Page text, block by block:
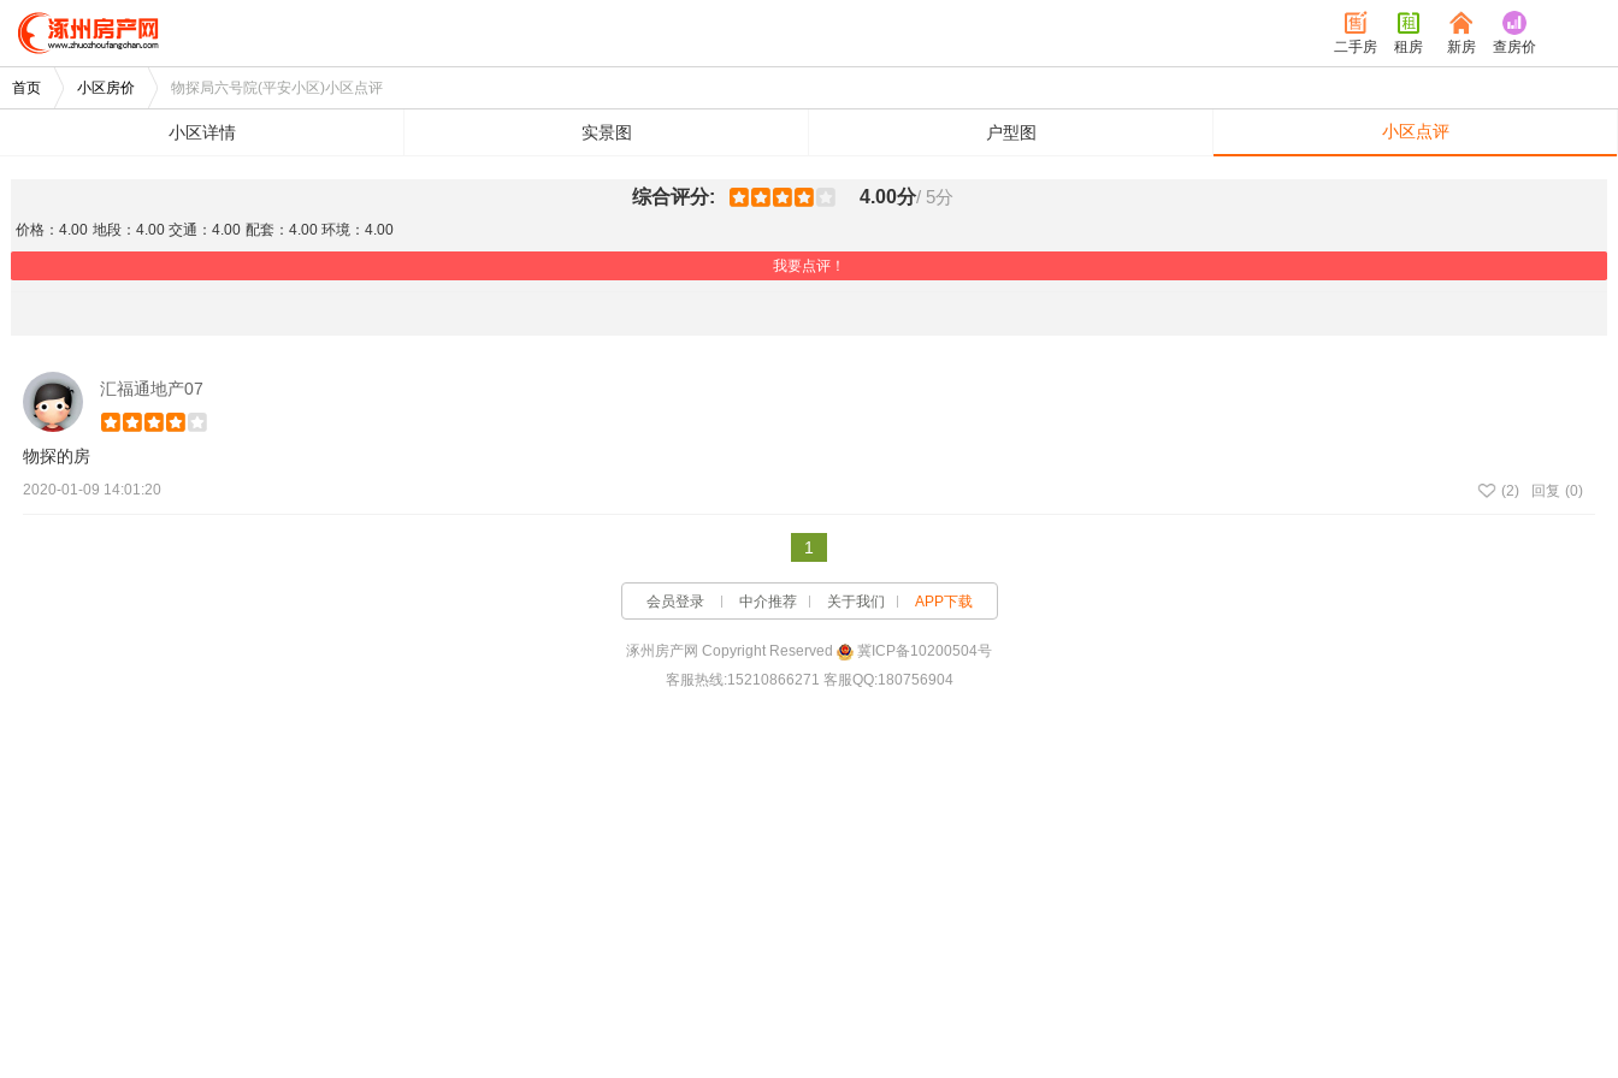
二手房 租房 新房 查房价
首页 小区房价 物探局六号院(平安小区)小区点评
小区详情 实景图 户型图 小区点评
综合评分: 4.00分/ 5分
价格：4.00 地段：4.00 交通：4.00 配套：4.00 环境：4.00
我要点评！
汇福通地产07
物探的房
2020-01-09 14:01:20 回复 (0)
(2)
1
会员登录 中介推荐 关于我们 APP下载
涿州房产网 Copyright Reserved
冀ICP备10200504号
客服热线:15210866271 客服QQ:180756904